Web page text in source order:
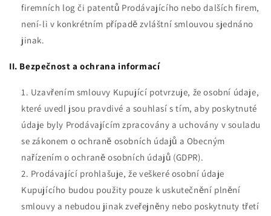
firemních log či patentů Prodávajícího nebo dalších firem,
není-li v konkrétním případě zvláštní smlouvou sjednáno
jinak.
II. Bezpečnost a ochrana informací
Uzavřením smlouvy Kupující potvrzuje, že osobní údaje,
které uvedl jsou pravdivé a souhlasí s tím, aby poskytnuté
údaje byly Prodávajícím zpracovány a uchovány v souladu
se zákonem o ochraně osobních údajů a Obecným
nařízením o ochraně osobních údajů (GDPR).
Prodávající prohlašuje, že veškeré osobní údaje
Kupujícího budou použity pouze k uskutečnění plnění
smlouvy a nebudou jinak zveřejněny nebo poskytnuty třetí